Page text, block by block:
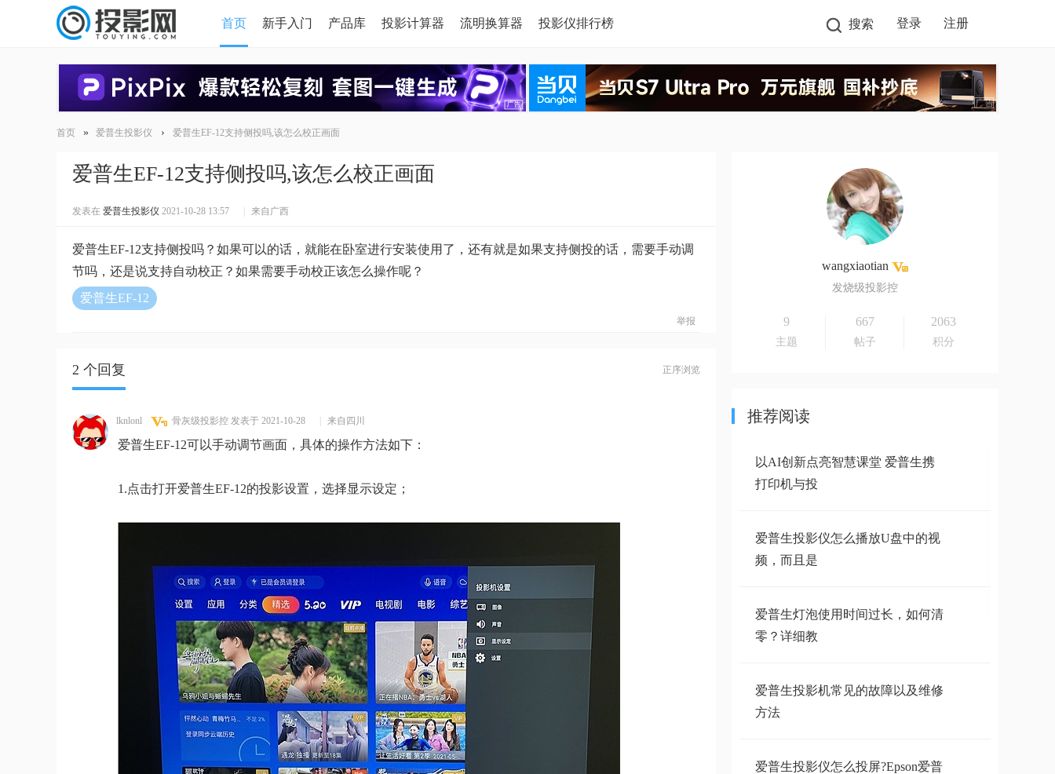
首页 新手入门 产品库 投影计算器 流明换算器 投影仪排行榜 搜索 登录 注册
首页 » 爱普生投影仪 › 爱普生EF-12支持侧投吗,该怎么校正画面
爱普生EF-12支持侧投吗,该怎么校正画面
发表在 爱普生投影仪 2021-10-28 13:57 来自广西
爱普生EF-12支持侧投吗？如果可以的话，就能在卧室进行安装使用了，还有就是如果支持侧投的话，需要手动调
节吗，还是说支持自动校正？如果需要手动校正该怎么操作呢？
爱普生EF-12
举报
2 个回复 正序浏览
lknlonl 骨灰级投影控 发表于 2021-10-28 来自四川
爱普生EF-12可以手动调节画面，具体的操作方法如下：
1.点击打开爱普生EF-12的投影设置，选择显示设定；
wangxiaotian
发烧级投影控
9
主题
667
帖子
2063
积分
推荐阅读
以AI创新点亮智慧课堂 爱普生携
打印机与投
爱普生投影仪怎么播放U盘中的视
频，而且是
爱普生灯泡使用时间过长，如何清
零？详细教
爱普生投影机常见的故障以及维修
方法
爱普生投影仪怎么投屏?Epson爱普